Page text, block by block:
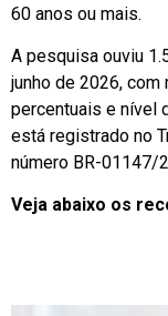
60 anos ou mais.
A pesquisa ouviu
junho de 2026,
percentuais e nível
está registrado no
número BR-01147/
Veja abaixo os